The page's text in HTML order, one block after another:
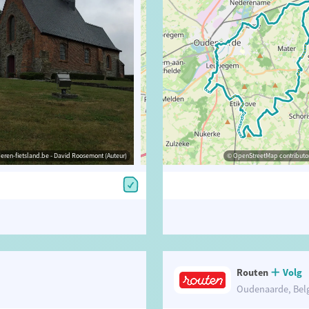
fietsland.be - David Roosemont (Auteur) © OpenStreetMap contributors,
© Toerisme Oost-Vlaanderen © OpenStreetMap
Routen
Volg
Oudenaarde,